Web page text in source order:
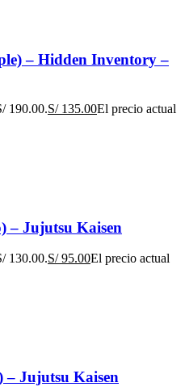
– Hidden Inventory –
190.00.S/135.00El precio actual
– Jujutsu Kaisen
130.00.S/95.00El precio actual
– Jujutsu Kaisen